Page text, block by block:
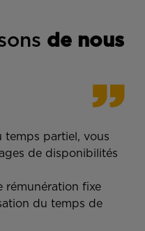
ons de nous
temps partiel, vous
de disponibilités
rémunération fixe
du temps de